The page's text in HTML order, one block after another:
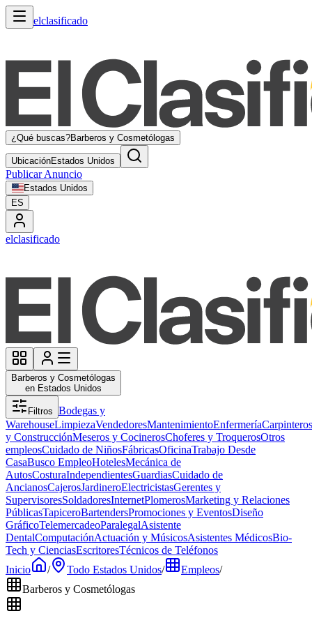
elclasificado
¿Qué buscas?Barberos y Cosmetólogas
UbicaciónEstados Unidos
Publicar Anuncio
Estados Unidos
ES
elclasificado
Barberos y Cosmetólogas
en Estados Unidos
Filtros Bodegas y
WarehouseLimpiezaVendedoresMantenimientoEnfermeríaCarpinteros
y ConstrucciónMeseros y CocinerosChoferes y TroquerosOtros
empleosCuidado de NiñosFábricasOficinaTrabajo Desde
CasaBusco EmpleoHotelesMecánica de
AutosCosturaIndependientesGuardiasCuidado de
AncianosCajerosJardineroElectricistasGerentes y
SupervisoresSoldadoresInternetPlomerosMarketing y Relaciones
PúblicasTapiceroBartendersPromociones y EventosDiseño
GráficoTelemercadeoParalegalAsistente
DentalComputaciónActuación y MúsicosAsistentes MédicosBio-
Tech y CienciasEscritoresTécnicos de Teléfonos
Inicio
/ Todo Estados Unidos/ Empleos/
Barberos y Cosmetólogas